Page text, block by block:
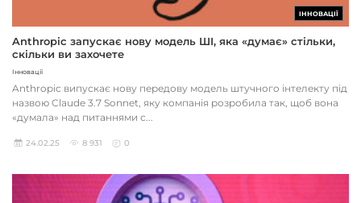
ІННОВАЦІЇ
Anthropic запускає нову модель ШІ, яка «думає» стільки,
скільки ви захочете
Інновації
Anthropic випускає нову передову модель штучного інтелекту під
назвою Claude 3.7 Sonnet, яку компанія розробила так, щоб вона
«думала» над питаннями с...
24.02.25 8 931 0